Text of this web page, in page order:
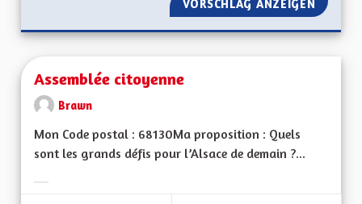
VORSCHLAG ANZEIGEN
Assemblée citoyenne
Brawn
Mon Code postal : 68130Ma proposition : Quels
sont les grands défis pour l’Alsace de demain ?...